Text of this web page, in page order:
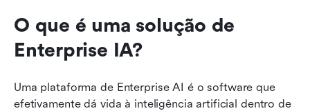
O que é uma solução de
Enterprise IA?
Uma plataforma de Enterprise AI é o software que
efetivamente dá vida à inteligência artificial dentro de